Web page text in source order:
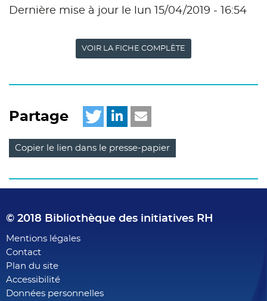
Dernière mise à jour le lun 15/04/2019 - 16:54
VOIR LA FICHE COMPLÈTE
Partage
Copier le lien dans le presse-papier
© 2018 Bibliothèque des initiatives RH
Footer
menu
Mentions légales
Contact
Plan du site
Accessibilité
Données personnelles